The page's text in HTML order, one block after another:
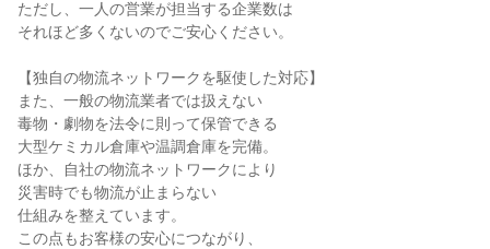
ただし、一人の営業が担当する企業数は
それほど多くないのでご安心ください。
【独自の物流ネットワークを駆使した対応】
また、一般の物流業者では扱えない
毒物・劇物を法令に則って保管できる
大型ケミカル倉庫や温調倉庫を完備。
ほか、自社の物流ネットワークにより
災害時でも物流が止まらない
仕組みを整えています。
この点もお客様の安心につながり、